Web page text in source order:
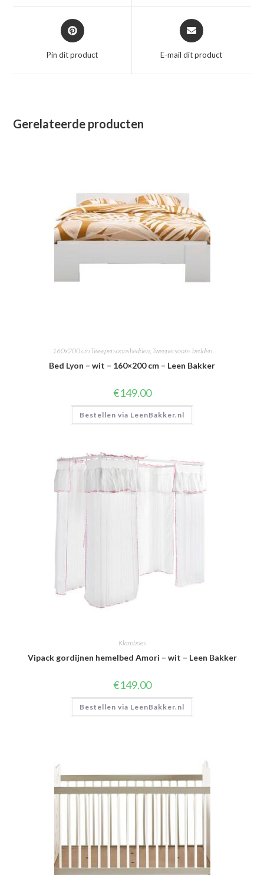
Opent
in
nieuw
Pin dit product
Opent
in
nieuw
E-mail dit product
Gerelateerde producten
160x200 cm Tweepersoonsbedden, Tweepersoons bedden
Bed Lyon – wit – 160×200 cm – Leen Bakker
€149.00
Bestellen via LeenBakker.nl
Klamboes
Vipack gordijnen hemelbed Amori – wit – Leen Bakker
€149.00
Bestellen via LeenBakker.nl